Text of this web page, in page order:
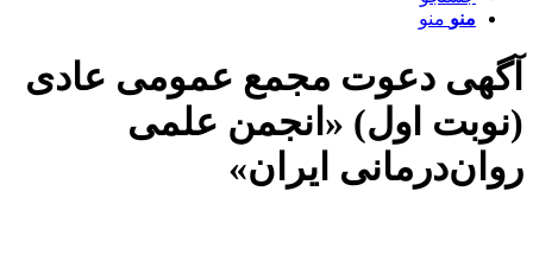
منو منو
آگهی دعوت مجمع عمومی عادی
(نوبت اول) «انجمن علمی
روان‌درمانی ایران»